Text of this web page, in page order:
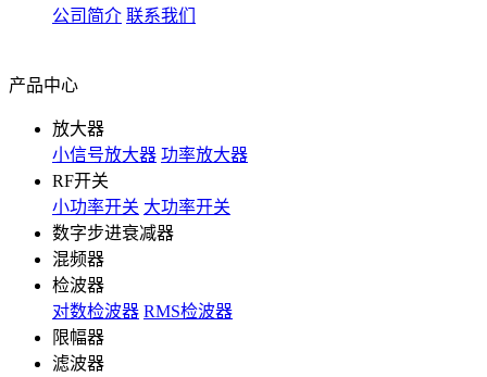
公司简介 联系我们
产品中心
放大器
小信号放大器 功率放大器
RF开关
小功率开关 大功率开关
数字步进衰减器
混频器
检波器
对数检波器 RMS检波器
限幅器
滤波器